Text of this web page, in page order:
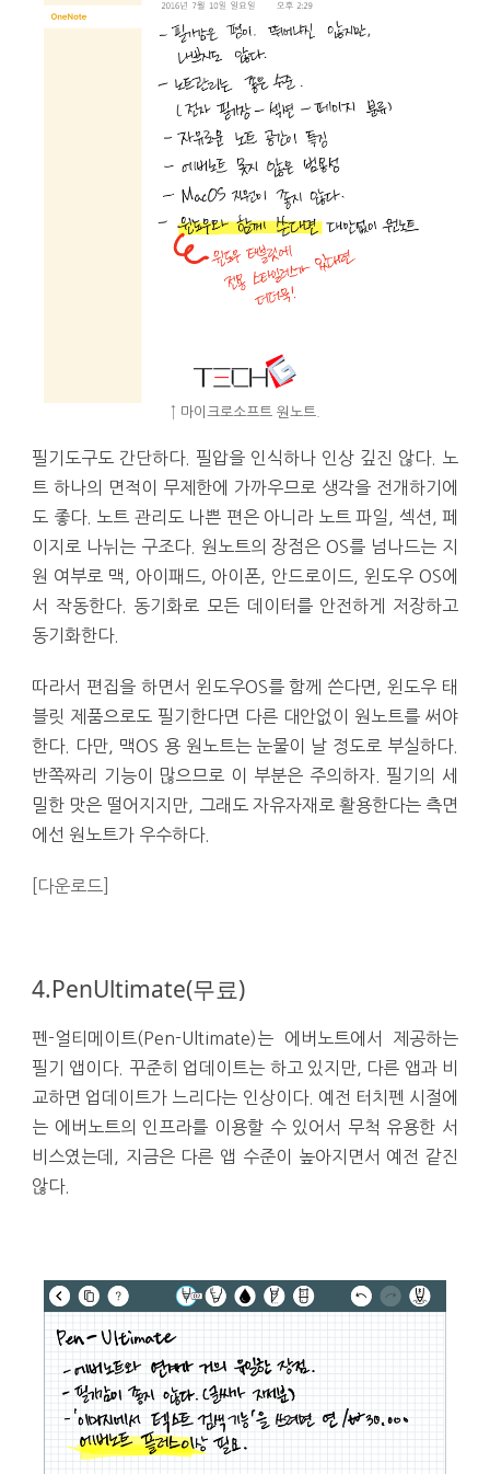
↑ 마이크로소프트 원노트.
필기도구도 간단하다. 필압을 인식하나 인상 깊진 않다. 노
트 하나의 면적이 무제한에 가까우므로 생각을 전개하기에
도 좋다. 노트 관리도 나쁜 편은 아니라 노트 파일, 섹션, 페
이지로 나뉘는 구조다. 원노트의 장점은 OS를 넘나드는 지
원 여부로 맥, 아이패드, 아이폰, 안드로이드, 윈도우 OS에
서 작동한다. 동기화로 모든 데이터를 안전하게 저장하고
동기화한다.
따라서 편집을 하면서 윈도우OS를 함께 쓴다면, 윈도우 태
블릿 제품으로도 필기한다면 다른 대안없이 원노트를 써야
한다. 다만, 맥OS 용 원노트는 눈물이 날 정도로 부실하다.
반쪽짜리 기능이 많으므로 이 부분은 주의하자. 필기의 세
밀한 맛은 떨어지지만, 그래도 자유자재로 활용한다는 측면
에선 원노트가 우수하다.
[다운로드]
4.PenUltimate(무료)
펜-얼티메이트(Pen-Ultimate)는 에버노트에서 제공하는
필기 앱이다. 꾸준히 업데이트는 하고 있지만, 다른 앱과 비
교하면 업데이트가 느리다는 인상이다. 예전 터치펜 시절에
는 에버노트의 인프라를 이용할 수 있어서 무척 유용한 서
비스였는데, 지금은 다른 앱 수준이 높아지면서 예전 같진
않다.